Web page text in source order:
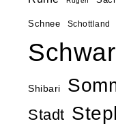
Schnee Schottland
Shibari
Stadt